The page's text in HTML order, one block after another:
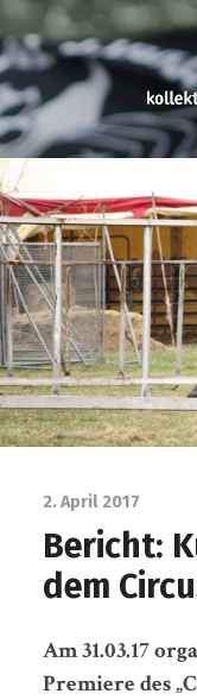
2. April 2017
Bericht:
dem
Am 31.03.17
Premiere des